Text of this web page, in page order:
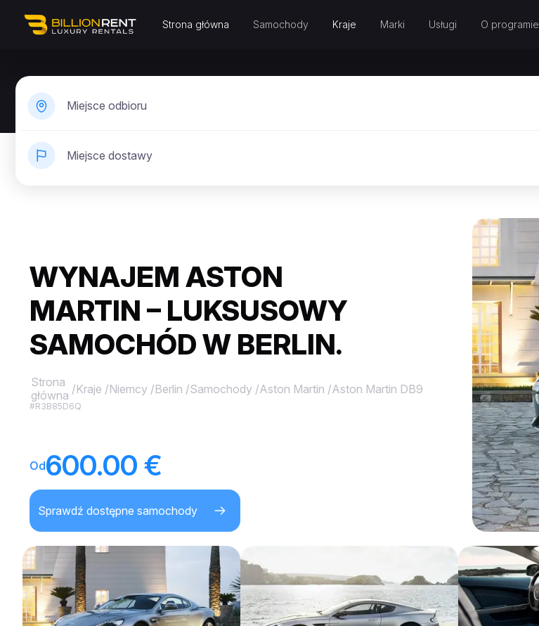
Strona główna Samochody Kraje Marki Usługi O programie
Miejsce odbioru
Miejsce dostawy
WYNAJEM ASTON
MARTIN – LUKSUSOWY
SAMOCHÓD W BERLIN.
Strona
główna /Kraje /Niemcy /Berlin /Samochody /Aston Martin /Aston Martin DB9
#R3B85D6Q
Od600.00 €
Sprawdź dostępne samochody